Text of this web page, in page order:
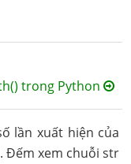
trong Python
lần xuất hiện của
Đếm xem chuỗi str